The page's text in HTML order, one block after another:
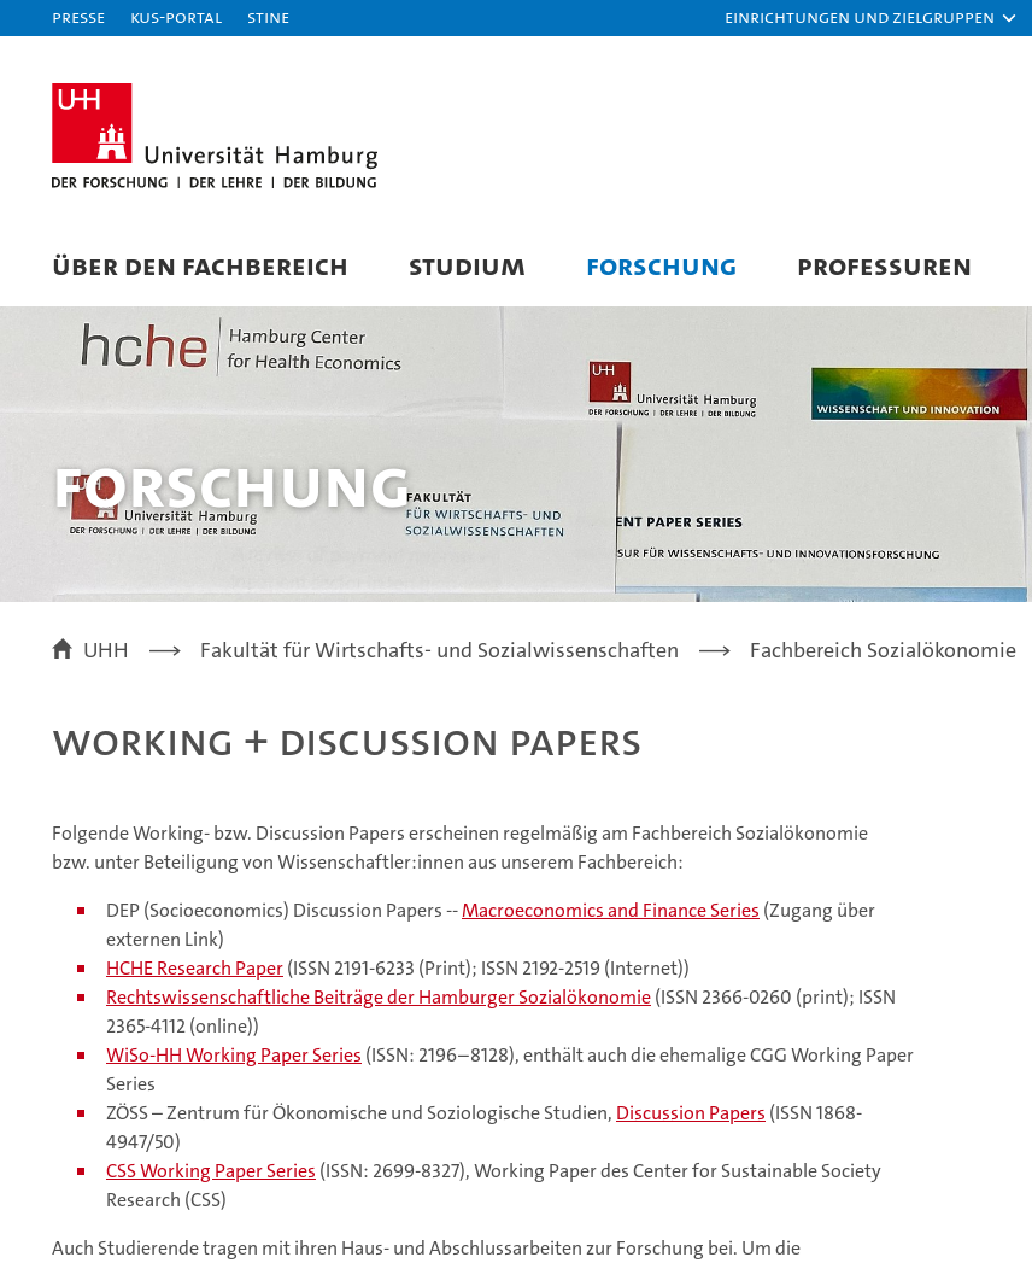
Presse KUS-Portal STiNE Einrichtungen und Zielgruppen
ÜBER DEN FACHBEREICH STUDIUM FORSCHUNG PROFESSUREN
Forschung
UHH Fakultät für Wirtschafts- und Sozialwissenschaften Fachbereich Sozialökonomie
Working + Discussion Papers
Folgende Working- bzw. Discussion Papers erscheinen regelmäßig am Fachbereich Sozialökonomie
bzw. unter Beteiligung von Wissenschaftler:innen aus unserem Fachbereich:
DEP (Socioeconomics) Discussion Papers --Macroeconomics and Finance Series (Zugang über
externen Link)
HCHE Research Paper(ISSN 2191-6233 (Print); ISSN 2192-2519 (Internet))
Rechtswissenschaftliche Beiträge der Hamburger Sozialökonomie(ISSN 2366-0260 (print); ISSN
2365-4112 (online))
WiSo-HH Working Paper Series (ISSN: 2196–8128), enthält auch die ehemalige CGG Working Paper
Series
ZÖSS – Zentrum für Ökonomische und Soziologische Studien, Discussion Papers (ISSN 1868-
4947/50)
CSS Working Paper Series (ISSN: 2699-8327), Working Paper des Center for Sustainable Society
Research (CSS)
Auch Studierende tragen mit ihren Haus- und Abschlussarbeiten zur Forschung bei. Um die